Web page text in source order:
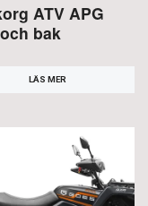
ATV APG
bak
LÄS MER